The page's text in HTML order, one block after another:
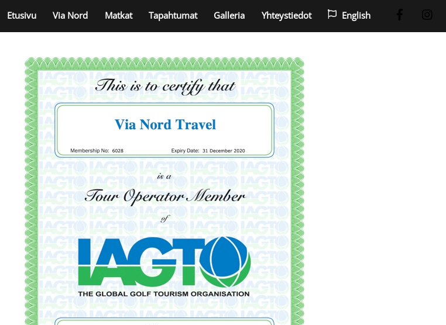
to
Etusivu Via Nord Matkat Tapahtumat Galleria Yhteystiedot English